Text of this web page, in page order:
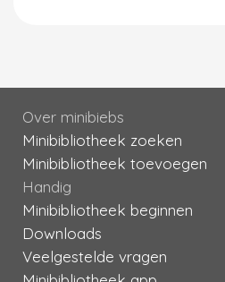
Over minibiebs
Minibibliotheek zoeken
Minibibliotheek toevoegen
Handig
Minibibliotheek beginnen
Downloads
Veelgestelde vragen